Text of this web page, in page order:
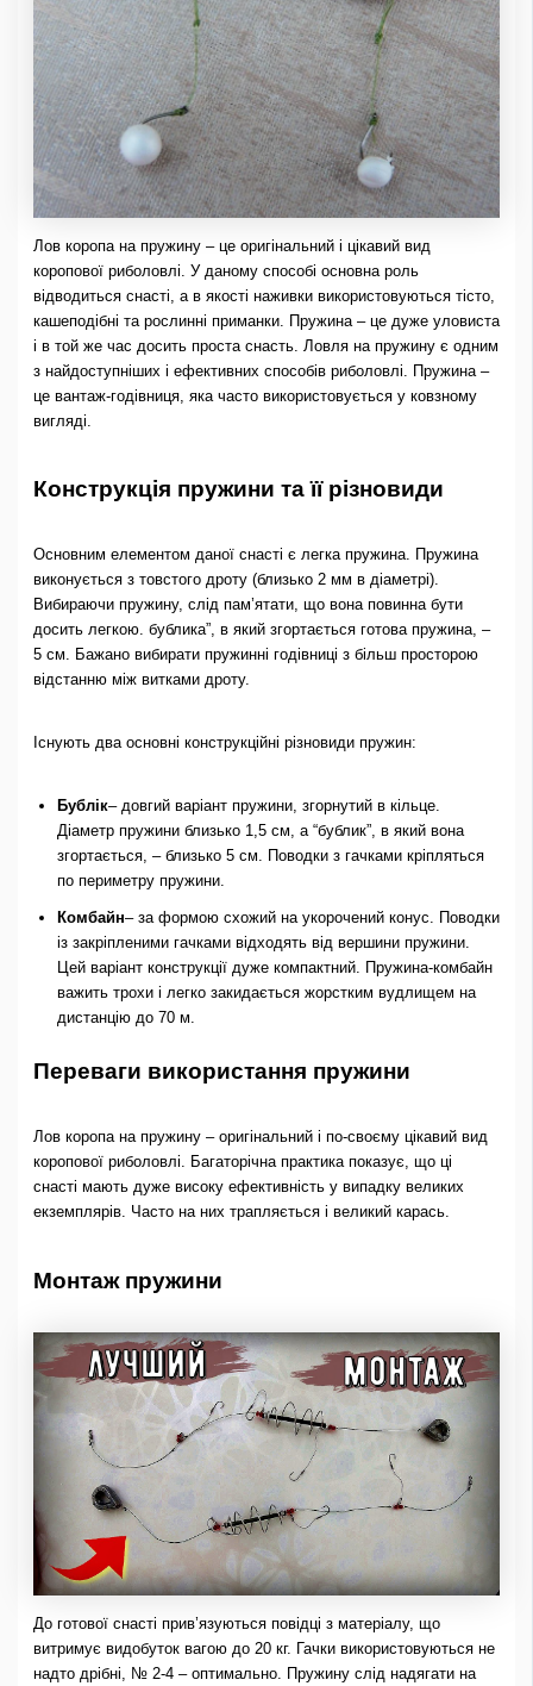
Лов коропа на пружину – це оригінальний і цікавий вид
коропової риболовлі. У даному способі основна роль
відводиться снасті, а в якості наживки використовуються тісто,
кашеподібні та рослинні приманки. Пружина – це дуже уловиста
і в той же час досить проста снасть. Ловля на пружину є одним
з найдоступніших і ефективних способів риболовлі. Пружина –
це вантаж-годівниця, яка часто використовується у ковзному
вигляді.
Конструкція пружини та її різновиди
Основним елементом даної снасті є легка пружина. Пружина
виконується з товстого дроту (близько 2 мм в діаметрі).
Вибираючи пружину, слід пам’ятати, що вона повинна бути
досить легкою. бублика”, в який згортається готова пружина, –
5 см. Бажано вибирати пружинні годівниці з більш просторою
відстанню між витками дроту.
Існують два основні конструкційні різновиди пружин:
Бублік– довгий варіант пружини, згорнутий в кільце.
Діаметр пружини близько 1,5 см, а “бублик”, в який вона
згортається, – близько 5 см. Поводки з гачками кріпляться
по периметру пружини.
Комбайн– за формою схожий на укорочений конус. Поводки
із закріпленими гачками відходять від вершини пружини.
Цей варіант конструкції дуже компактний. Пружина-комбайн
важить трохи і легко закидається жорстким вудлищем на
дистанцію до 70 м.
Переваги використання пружини
Лов коропа на пружину – оригінальний і по-своєму цікавий вид
коропової риболовлі. Багаторічна практика показує, що ці
снасті мають дуже високу ефективність у випадку великих
екземплярів. Часто на них трапляється і великий карась.
Монтаж пружини
До готової снасті прив’язуються повідці з матеріалу, що
витримує видобуток вагою до 20 кг. Гачки використовуються не
надто дрібні, № 2-4 – оптимально. Пружину слід надягати на